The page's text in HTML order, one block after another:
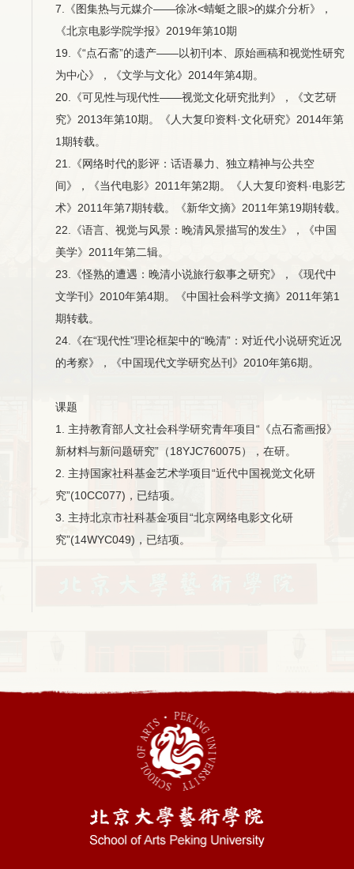
7.《图集热与元媒介——徐冰<蜻蜓之眼>的媒介分析》，
《北京电影学院学报》2019年第10期
19.《“点石斋”的遗产——以初刊本、原始画稿和视觉性研究
为中心》，《文学与文化》2014年第4期。
20.《可见性与现代性——视觉文化研究批判》，《文艺研
究》2013年第10期。《人大复印资料·文化研究》2014年第
1期转载。
21.《网络时代的影评：话语暴力、独立精神与公共空
间》，《当代电影》2011年第2期。《人大复印资料·电影艺
术》2011年第7期转载。《新华文摘》2011年第19期转载。
22.《语言、视觉与风景：晚清风景描写的发生》，《中国
美学》2011年第二辑。
23.《怪熟的遭遇：晚清小说旅行叙事之研究》，《现代中
文学刊》2010年第4期。《中国社会科学文摘》2011年第1
期转载。
24.《在“现代性”理论框架中的“晚清”：对近代小说研究近况
的考察》，《中国现代文学研究丛刊》2010年第6期。
课题
1. 主持教育部人文社会科学研究青年项目“《点石斋画报》
新材料与新问题研究”（18YJC760075），在研。
2. 主持国家社科基金艺术学项目“近代中国视觉文化研
究”(10CC077)，已结项。
3. 主持北京市社科基金项目“北京网络电影文化研
究”(14WYC049)，已结项。